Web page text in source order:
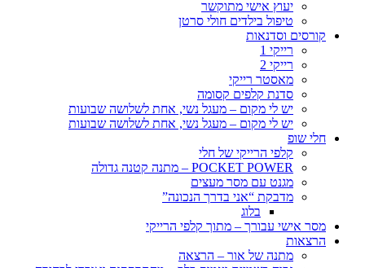
יעוץ אישי מתוקשר
טיפול בילדים חולי סרטן
קורסים וסדנאות
רייקי 1
רייקי 2
מאסטר רייקי
סדנת קלפים קסומה
יש לי מקום – מעגל נשי, אחת לשלושה שבועות
יש לי מקום – מעגל נשי, אחת לשלושה שבועות
חלי שופ
קלפי הרייקי של חלי
POCKET POWER – מתנה קטנה גדולה
מגנט עם מסר מעצים
מדבקת “אני בדרך הנכונה”
בלוג
מסר אישי עבורך – מתוך קלפי הרייקי
הרצאות
מתנה של אור – הרצאה